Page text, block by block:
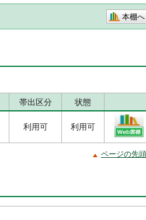
本棚へ
帯出区分 状態
利用可 利用可
ページの先